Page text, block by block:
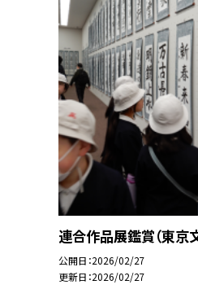
連合作品展鑑賞（東京
公開日 2026/02/27
更新日 2026/02/27